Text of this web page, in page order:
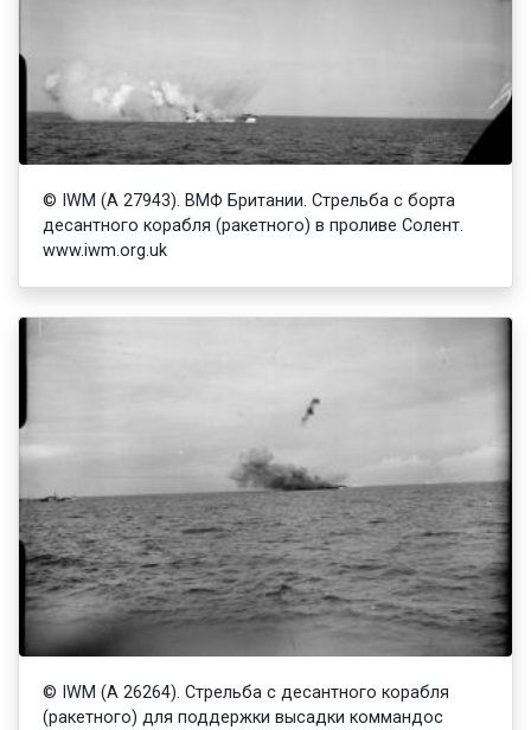
© IWM (A 27943). ВМФ Британии. Стрельба с борта
десантного корабля (ракетного) в проливе Солент.
www.iwm.org.uk
© IWM (A 26264). Стрельба с десантного корабля
(ракетного) для поддержки высадки коммандос